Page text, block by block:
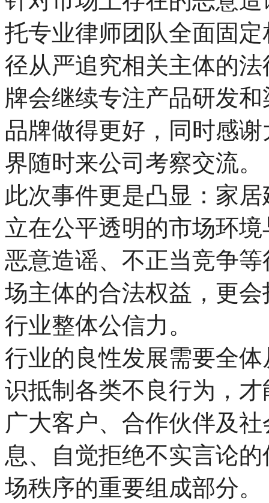
托专业律师团队全面固
径从严追究相关主体的
牌会继续专注产品研发
品牌做得更好，同时感
界随时来公司考察交流。
此次事件更是凸显：家
立在公平透明的市场环
恶意造谣、不正当竞争
场主体的合法权益，更
行业整体公信力。
行业的良性发展需要全
识抵制各类不良行为，
广大客户、合作伙伴及
息、自觉拒绝不实言论
场秩序的重要组成部分。